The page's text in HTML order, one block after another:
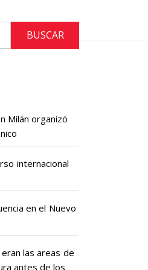
Milán organizó
internacional
en el Nuevo
las areas de
antes de los